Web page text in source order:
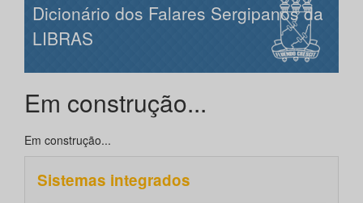
Dicionário dos Falares Sergipanos da
LIBRAS
Em construção...
Em construção...
Sistemas integrados